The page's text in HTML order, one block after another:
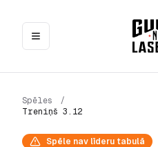
Spēles
/
Treniņš 3.12
Spēle nav līderu tabulā